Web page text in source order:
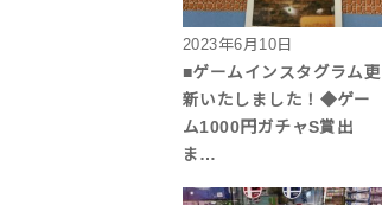
2023年6月10日
■ゲームインスタグラム更
新いたしました！◆ゲー
ム1000円ガチャS賞出
ま…